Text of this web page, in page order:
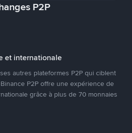
P2P
et internationale
autres plateformes P2P qui ciblent
P2P offre une expérience de
grâce à plus de 70 monnaies